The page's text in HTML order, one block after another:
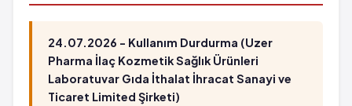
24.07.2026 - Kullanım Durdurma (Uzer
Pharma İlaç Kozmetik Sağlık Ürünleri
Laboratuvar Gıda İthalat İhracat Sanayi ve
Ticaret Limited Şirketi)